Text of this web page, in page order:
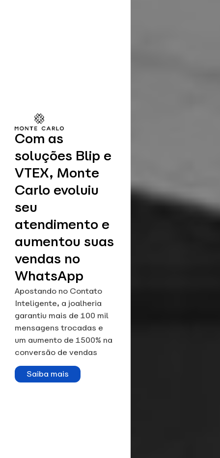
Com as
soluções Blip e
VTEX, Monte
Carlo evoluiu
seu
atendimento e
aumentou suas
vendas no
WhatsApp
Apostando no Contato
Inteligente, a joalheria
garantiu mais de 100 mil
mensagens trocadas e
um aumento de 1500% na
conversão de vendas
Saiba mais